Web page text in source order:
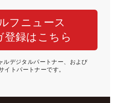
フニュース
登録はこちら
ルデジタルパートナー、および
イトパートナーです。